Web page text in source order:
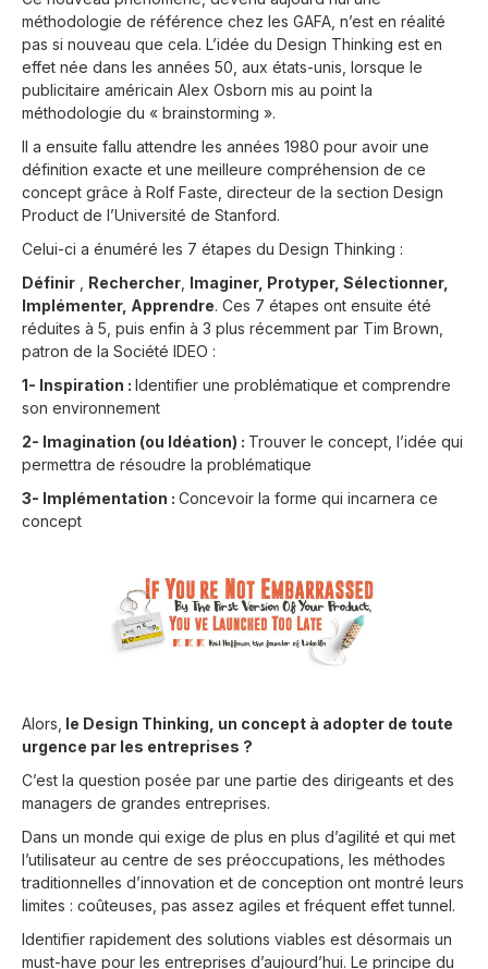
méthodologie de référence chez les GAFA, n’est en réalité
pas si nouveau que cela. L’idée du Design Thinking est en
effet née dans les années 50, aux états-unis, lorsque le
publicitaire américain Alex Osborn mis au point la
méthodologie du « brainstorming ».
Il a ensuite fallu attendre les années 1980 pour avoir une
définition exacte et une meilleure compréhension de ce
concept grâce à Rolf Faste, directeur de la section Design
Product de l’Université de Stanford.
Celui-ci a énuméré les 7 étapes du Design Thinking :
Définir , Rechercher, Imaginer, Protyper, Sélectionner,
Implémenter, Apprendre. Ces 7 étapes ont ensuite été
réduites à 5, puis enfin à 3 plus récemment par Tim Brown,
patron de la Société IDEO :
1- Inspiration : Identifier une problématique et comprendre
son environnement
2- Imagination (ou Idéation) : Trouver le concept, l’idée qui
permettra de résoudre la problématique
3- Implémentation : Concevoir la forme qui incarnera ce
concept
Alors, le Design Thinking, un concept à adopter de toute
urgence par les entreprises ?
C’est la question posée par une partie des dirigeants et des
managers de grandes entreprises.
Dans un monde qui exige de plus en plus d’agilité et qui met
l’utilisateur au centre de ses préoccupations, les méthodes
traditionnelles d’innovation et de conception ont montré leurs
limites : coûteuses, pas assez agiles et fréquent effet tunnel.
Identifier rapidement des solutions viables est désormais un
must-have pour les entreprises d’aujourd’hui. Le principe du